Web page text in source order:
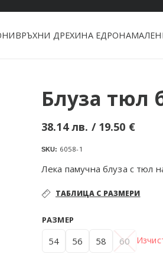
ВРЪХНИ ДРЕХИНА ЕДРО
Блуза тюл
38.14лв. / 19.50 €
SKU: 6058-1
Лека памучна блуза с тюл
ТАБЛИЦА С РАЗМЕРИ
РАЗМЕР
54 56 58 60